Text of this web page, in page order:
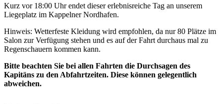
Kurz vor 18:00 Uhr endet dieser erlebnisreiche Tag an unserem
Liegeplatz im Kappelner Nordhafen.
Hinweis: Wetterfeste Kleidung wird empfohlen, da nur 80 Plätze im
Salon zur Verfügung stehen und es auf der Fahrt durchaus mal zu
Regenschauern kommen kann.
Bitte beachten Sie bei allen Fahrten die Durchsagen des
Kapitäns zu den Abfahrtzeiten. Diese können gelegentlich
abweichen.